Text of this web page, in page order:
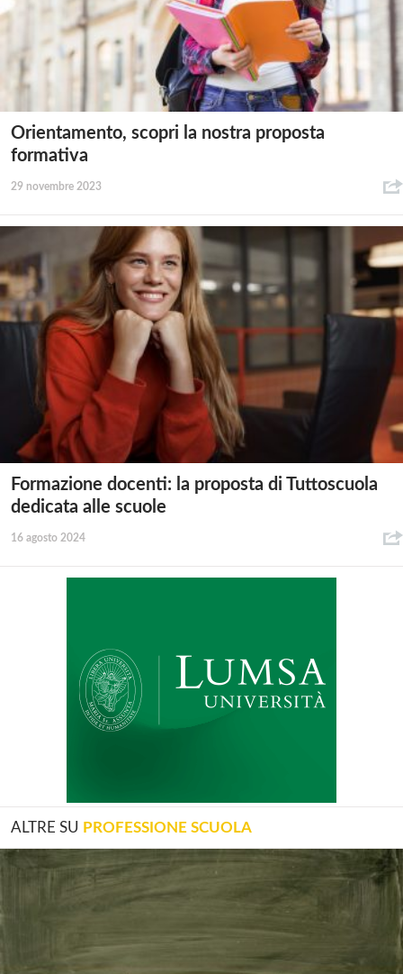
Orientamento, scopri la nostra proposta
formativa
29 novembre 2023
Formazione docenti: la proposta di Tuttoscuola
dedicata alle scuole
16 agosto 2024
ALTRE SU PROFESSIONE SCUOLA